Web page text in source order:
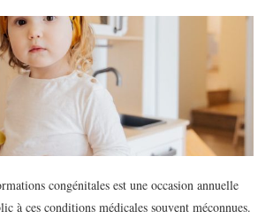
congénitales est une occasion annuelle
à ces conditions médicales souvent méconnues.